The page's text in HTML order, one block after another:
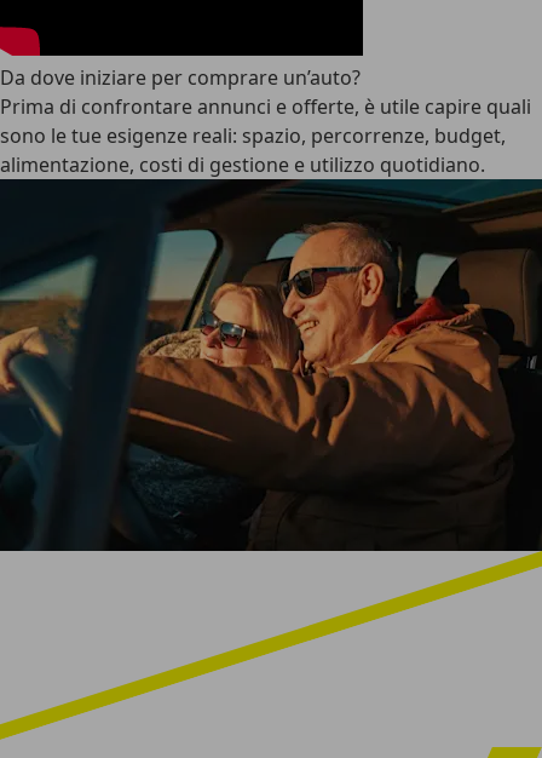
Da dove iniziare per comprare un’auto?
Prima di confrontare annunci e offerte, è utile capire quali
sono le tue esigenze reali: spazio, percorrenze, budget,
alimentazione, costi di gestione e utilizzo quotidiano.